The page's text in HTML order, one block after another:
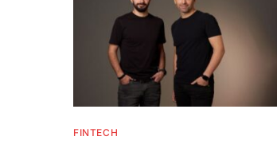
FINTECH